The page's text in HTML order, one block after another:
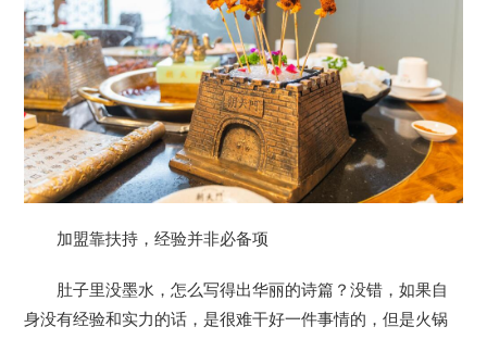
加盟靠扶持，经验并非必备项
肚子里没墨水，怎么写得出华丽的诗篇？没错，如果自
身没有经验和实力的话，是很难干好一件事情的，但是火锅